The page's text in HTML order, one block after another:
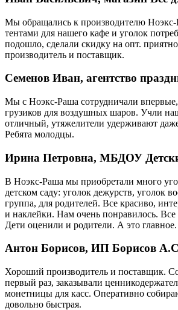
Мы обращались к производителю Ноэкс-
тентами для нашего кафе и уголок
подошло, сделали скидку на опт.
производитель и поставщик.
Семенов Иван, агентство
Мы с Ноэкс-Раша сотрудничали
грузиков для воздушных шаров. Учли
отличный, утяжелители удерживают
Ребята молодцы.
Ирина Петровна, МБДОУ
В Ноэкс-Раша мы приобретали много
детском саду: уголок дежурств, уголок
группа, для родителей. Все красиво,
и наклейки. Нам очень понравилось.
Дети оценили и родители. А это главное.
Антон Борисов, ИП Борисов
Хороший производитель и поставщик.
первый раз, заказывали
монетницы для касс. Оперативно
довольно быстрая.